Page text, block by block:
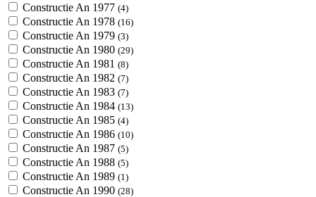
Constructie An 1977 (4)
Constructie An 1978 (16)
Constructie An 1979 (3)
Constructie An 1980 (29)
Constructie An 1981 (8)
Constructie An 1982 (7)
Constructie An 1983 (7)
Constructie An 1984 (13)
Constructie An 1985 (4)
Constructie An 1986 (10)
Constructie An 1987 (5)
Constructie An 1988 (5)
Constructie An 1989 (1)
Constructie An 1990 (28)